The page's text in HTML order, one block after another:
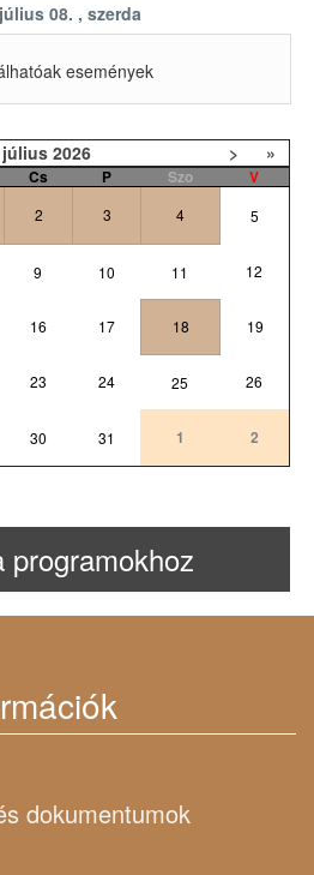
08. , szerda
események
július 2026 > »
Cs P Szo
V
2 3 4 5
9 10 11 12
16 17 18 19
23 24 25 26
30 31 1 2
programokhoz
dokumentumok